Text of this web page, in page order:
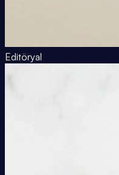
Editöryal